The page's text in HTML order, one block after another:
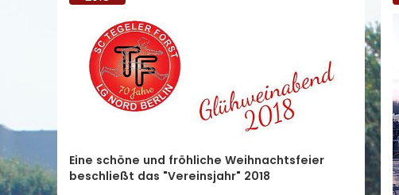
Eine schöne und fröhliche Weihnachtsfeier
beschließt das "Vereinsjahr" 2018